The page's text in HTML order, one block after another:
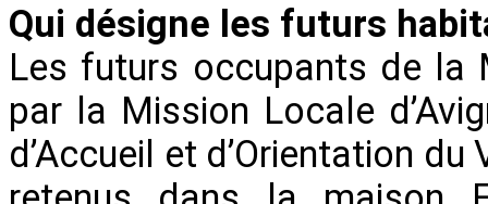
Qui désigne les futurs
Les futurs occupants de la
par la Mission Locale
d’Accueil et d’Orientation